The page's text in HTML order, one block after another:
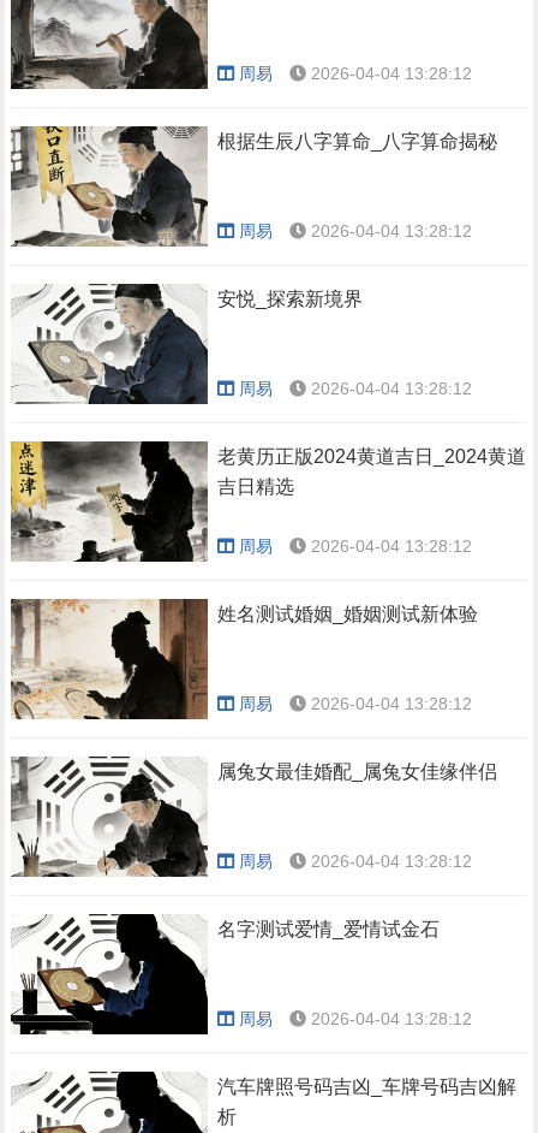
周易 2026-04-04 13:28:12
根据生辰八字算命_八字算命揭秘
周易 2026-04-04 13:28:12
安悦_探索新境界
周易 2026-04-04 13:28:12
老黄历正版2024黄道吉日_2024黄道
吉日精选
周易 2026-04-04 13:28:12
姓名测试婚姻_婚姻测试新体验
周易 2026-04-04 13:28:12
属兔女最佳婚配_属兔女佳缘伴侣
周易 2026-04-04 13:28:12
名字测试爱情_爱情试金石
周易 2026-04-04 13:28:12
汽车牌照号码吉凶_车牌号码吉凶解
析